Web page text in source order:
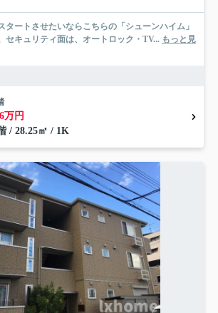
タートさせたいならこちらの「シューンハイム」
セキュリティ面は、オートロック・TV... もっと見
万円
/ 28.25㎡ / 1K